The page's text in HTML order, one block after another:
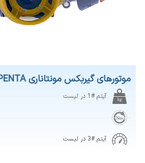
موتورهای گیربکس مونتاناری PENTA
آیتم #1 در لیست
آیتم #3 در لیست